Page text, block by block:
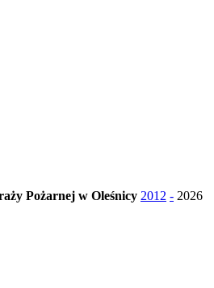
Pożarnej w Oleśnicy 2012 - 2026